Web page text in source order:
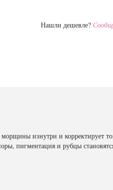
Нашли дешевле?
изнутри и корректирует
пигментация и рубцы